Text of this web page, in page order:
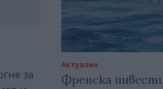
за
Актуално
Френска